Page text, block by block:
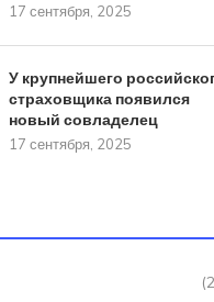
17 сентября, 2025
У крупнейшего
страховщика появился
новый совладелец
17 сентября, 2025